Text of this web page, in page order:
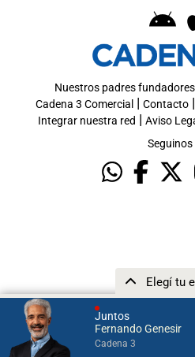
Juntos
Fernando Genesir
Cadena 3
Elegí tu
Nuestros padres fundadores
Cadena 3 Comercial | Contacto|
Integrar nuestra red | Aviso
Seguinos